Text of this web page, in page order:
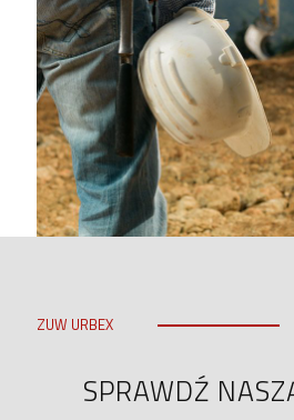
ZUW URBEX
SPRAWDŹ